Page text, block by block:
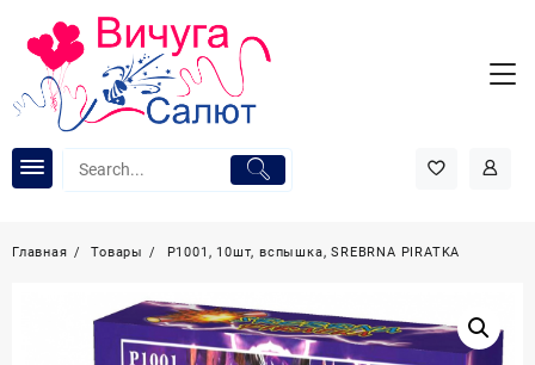
содержимому
Главная Товары Р1001, 10шт, вспышка, SREBRNA PIRATKA